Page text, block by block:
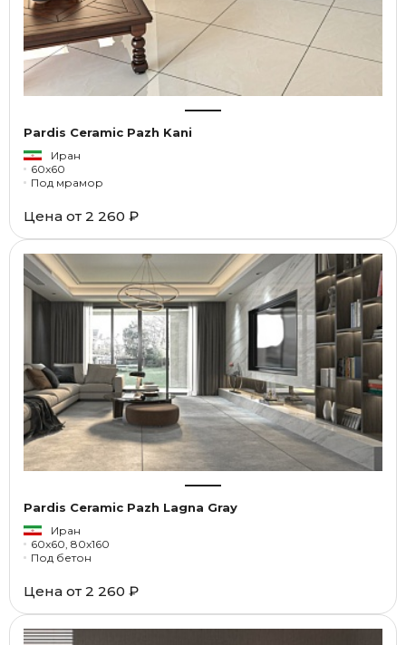
Pardis Ceramic Pazh Kani
Иран
60x60
Под мрамор
Цена от 2 260 ₽
Pardis Ceramic Pazh Lagna Gray
Иран
60x60, 80x160
Под бетон
Цена от 2 260 ₽